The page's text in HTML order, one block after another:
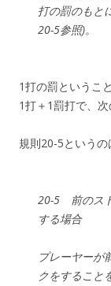
打の罰のもと
20-5参照)。
1打の罰というこ
1打＋1罰打で、次
規則20-5というの
20-5 前のス
する場合
プレーヤーが
クをすること